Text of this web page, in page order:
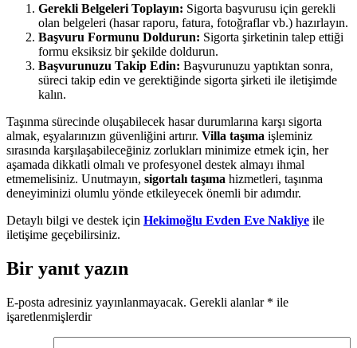
Gerekli Belgeleri Toplayın: Sigorta başvurusu için gerekli
olan belgeleri (hasar raporu, fatura, fotoğraflar vb.) hazırlayın.
Başvuru Formunu Doldurun: Sigorta şirketinin talep ettiği
formu eksiksiz bir şekilde doldurun.
Başvurunuzu Takip Edin: Başvurunuzu yaptıktan sonra,
süreci takip edin ve gerektiğinde sigorta şirketi ile iletişimde
kalın.
Taşınma sürecinde oluşabilecek hasar durumlarına karşı sigorta
almak, eşyalarınızın güvenliğini artırır. Villa taşıma işleminiz
sırasında karşılaşabileceğiniz zorlukları minimize etmek için, her
aşamada dikkatli olmalı ve profesyonel destek almayı ihmal
etmemelisiniz. Unutmayın, sigortalı taşıma hizmetleri, taşınma
deneyiminizi olumlu yönde etkileyecek önemli bir adımdır.
Detaylı bilgi ve destek için Hekimoğlu Evden Eve Nakliye ile
iletişime geçebilirsiniz.
Bir yanıt yazın
E-posta adresiniz yayınlanmayacak. Gerekli alanlar * ile
işaretlenmişlerdir